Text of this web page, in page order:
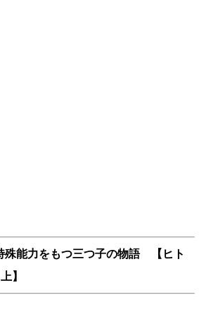
をもつ三つ子の物語 【ヒト
】